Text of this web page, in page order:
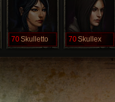
70Skulletto 70Skullex